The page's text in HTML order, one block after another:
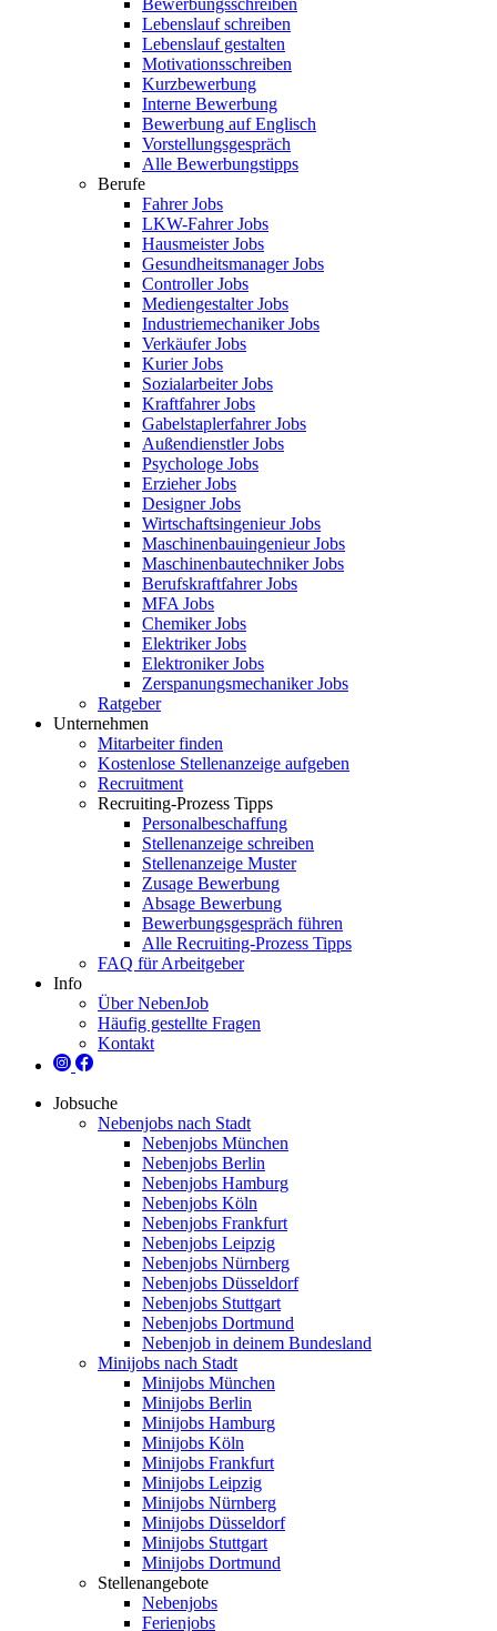
Bewerbungsschreiben
Lebenslauf schreiben
Lebenslauf gestalten
Motivationsschreiben
Kurzbewerbung
Interne Bewerbung
Bewerbung auf Englisch
Vorstellungsgespräch
Alle Bewerbungstipps
Berufe
Fahrer Jobs
LKW-Fahrer Jobs
Hausmeister Jobs
Gesundheitsmanager Jobs
Controller Jobs
Mediengestalter Jobs
Industriemechaniker Jobs
Verkäufer Jobs
Kurier Jobs
Sozialarbeiter Jobs
Kraftfahrer Jobs
Gabelstaplerfahrer Jobs
Außendienstler Jobs
Psychologe Jobs
Erzieher Jobs
Designer Jobs
Wirtschaftsingenieur Jobs
Maschinenbauingenieur Jobs
Maschinenbautechniker Jobs
Berufskraftfahrer Jobs
MFA Jobs
Chemiker Jobs
Elektriker Jobs
Elektroniker Jobs
Zerspanungsmechaniker Jobs
Ratgeber
Unternehmen
Mitarbeiter finden
Kostenlose Stellenanzeige aufgeben
Recruitment
Recruiting-Prozess Tipps
Personalbeschaffung
Stellenanzeige schreiben
Stellenanzeige Muster
Zusage Bewerbung
Absage Bewerbung
Bewerbungsgespräch führen
Alle Recruiting-Prozess Tipps
FAQ für Arbeitgeber
Info
Über NebenJob
Häufig gestellte Fragen
Kontakt
Jobsuche
Nebenjobs nach Stadt
Nebenjobs München
Nebenjobs Berlin
Nebenjobs Hamburg
Nebenjobs Köln
Nebenjobs Frankfurt
Nebenjobs Leipzig
Nebenjobs Nürnberg
Nebenjobs Düsseldorf
Nebenjobs Stuttgart
Nebenjobs Dortmund
Nebenjob in deinem Bundesland
Minijobs nach Stadt
Minijobs München
Minijobs Berlin
Minijobs Hamburg
Minijobs Köln
Minijobs Frankfurt
Minijobs Leipzig
Minijobs Nürnberg
Minijobs Düsseldorf
Minijobs Stuttgart
Minijobs Dortmund
Stellenangebote
Nebenjobs
Ferienjobs